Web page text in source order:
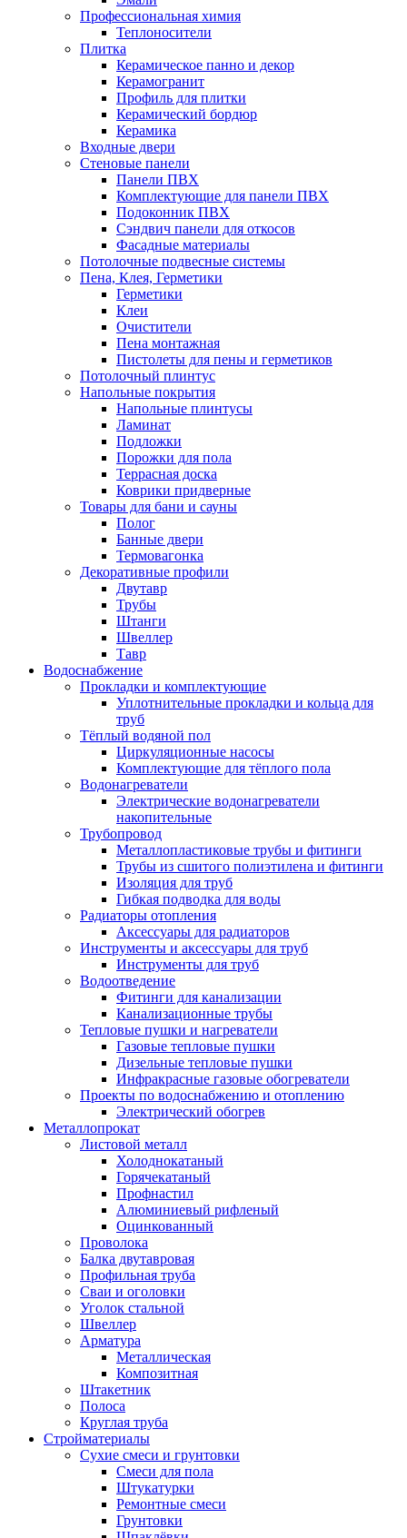
Профессиональная химия
Теплоносители
Плитка
Керамическое панно и декор
Керамогранит
Профиль для плитки
Керамический бордюр
Керамика
Входные двери
Стеновые панели
Панели ПВХ
Комплектующие для панели ПВХ
Подоконник ПВХ
Сэндвич панели для откосов
Фасадные материалы
Потолочные подвесные системы
Пена, Клея, Герметики
Герметики
Клеи
Очистители
Пена монтажная
Пистолеты для пены и герметиков
Потолочный плинтус
Напольные покрытия
Напольные плинтусы
Ламинат
Подложки
Порожки для пола
Террасная доска
Коврики придверные
Товары для бани и сауны
Полог
Банные двери
Термовагонка
Декоративные профили
Двутавр
Трубы
Штанги
Швеллер
Тавр
Водоснабжение
Прокладки и комплектующие
Уплотнительные прокладки и кольца для
труб
Тёплый водяной пол
Циркуляционные насосы
Комплектующие для тёплого пола
Водонагреватели
Электрические водонагреватели
накопительные
Трубопровод
Металлопластиковые трубы и фитинги
Трубы из сшитого полиэтилена и фитинги
Изоляция для труб
Гибкая подводка для воды
Радиаторы отопления
Аксессуары для радиаторов
Инструменты и аксессуары для труб
Инструменты для труб
Водоотведение
Фитинги для канализации
Канализационные трубы
Тепловые пушки и нагреватели
Газовые тепловые пушки
Дизельные тепловые пушки
Инфракрасные газовые обогреватели
Проекты по водоснабжению и отоплению
Электрический обогрев
Металлопрокат
Листовой металл
Холоднокатаный
Горячекатаный
Профнастил
Алюминиевый рифленый
Оцинкованный
Проволока
Балка двутавровая
Профильная труба
Сваи и оголовки
Уголок стальной
Швеллер
Арматура
Металлическая
Композитная
Штакетник
Полоса
Круглая труба
Стройматериалы
Сухие смеси и грунтовки
Смеси для пола
Штукатурки
Ремонтные смеси
Грунтовки